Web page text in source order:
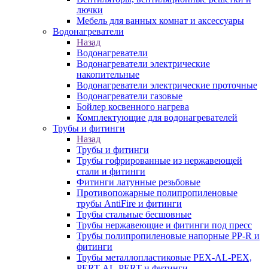
лючки
Мебель для ванных комнат и аксессуары
Водонагреватели
Назад
Водонагреватели
Водонагреватели электрические
накопительные
Водонагреватели электрические проточные
Водонагреватели газовые
Бойлер косвенного нагрева
Комплектующие для водонагревателей
Трубы и фитинги
Назад
Трубы и фитинги
Трубы гофрированные из нержавеющей
стали и фитинги
Фитинги латунные резьбовые
Противопожарные полипропиленовые
трубы AntiFire и фитинги
Трубы стальные бесшовные
Трубы нержавеющие и фитинги под пресс
Трубы полипропиленовые напорные PP-R и
фитинги
Трубы металлопластиковые PEX-AL-PEX,